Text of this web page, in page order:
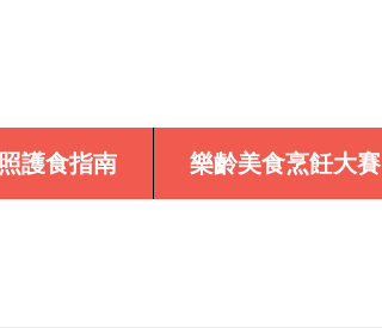
照護食指南 樂齡美食烹飪大賽